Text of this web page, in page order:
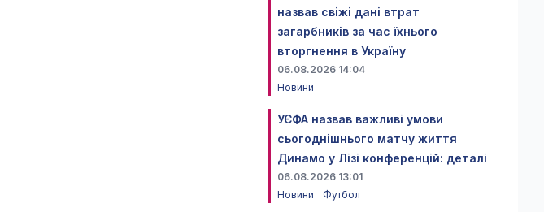
назвав свіжі дані втрат
загарбників за час їхнього
вторгнення в Україну
06.08.2026 14:04
Новини
УЄФА назвав важливі умови
сьогоднішнього матчу життя
Динамо у Лізі конференцій: деталі
06.08.2026 13:01
Новини
Футбол